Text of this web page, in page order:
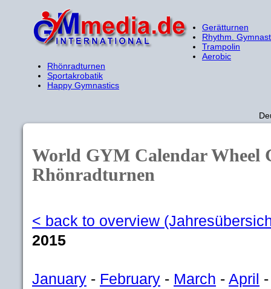
Gerätturnen
Rhythm.
Trampolin
Aerobic
Rhönradturnen
Sportakrobatik
Happy Gymnastics
World GYM Calendar Wheel
Rhönradturnen
< back to overview
2015
January - February - March - April